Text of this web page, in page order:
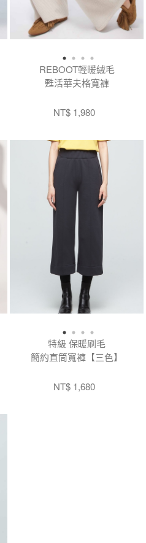
REBOOT輕暖絨毛
甦活華夫格寬褲
NT$ 1,980
特級 保暖刷毛
簡約直筒寬褲【三色】
NT$ 1,680